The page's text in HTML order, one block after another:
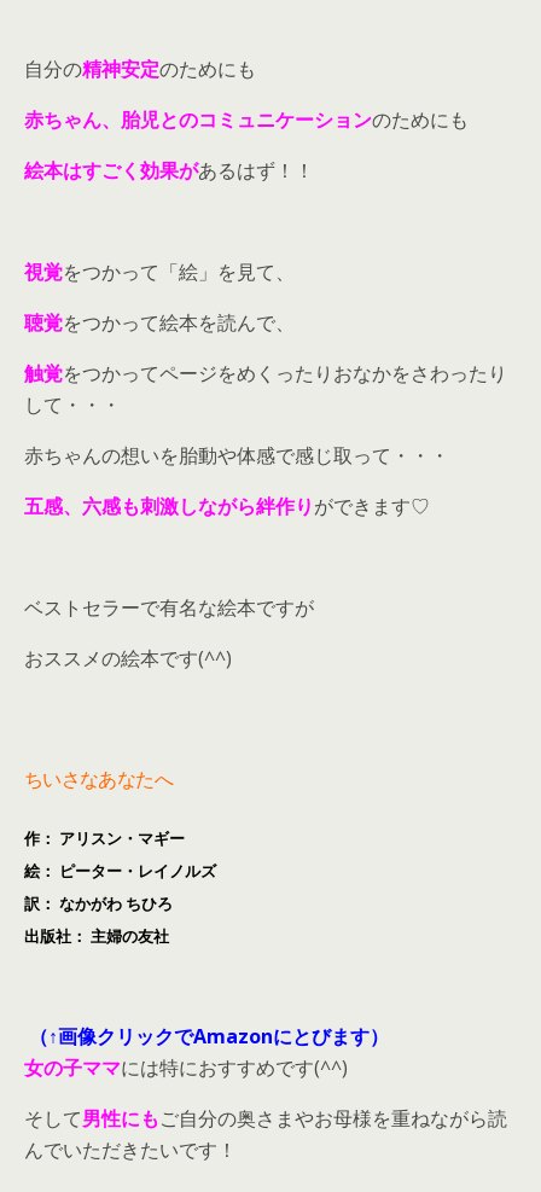
自分の精神安定のためにも
赤ちゃん、胎児とのコミュニケーションのためにも
絵本はすごく効果があるはず！！
視覚をつかって「絵」を見て、
聴覚をつかって絵本を読んで、
触覚をつかってページをめくったりおなかをさわったり
して・・・
赤ちゃんの想いを胎動や体感で感じ取って・・・
五感、六感も刺激しながら絆作りができます♡
ベストセラーで有名な絵本ですが
おススメの絵本です(^^)
ちいさなあなたへ
作： アリスン・マギー
絵： ピーター・レイノルズ
訳： なかがわ ちひろ
出版社： 主婦の友社
（↑画像クリックでAmazonにとびます）
女の子ママには特におすすめです(^^)
そして男性にもご自分の奥さまやお母様を重ねながら読
んでいただきたいです！